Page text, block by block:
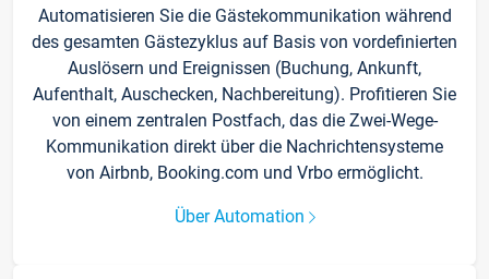
Automatisieren Sie die Gästekommunikation während
des gesamten Gästezyklus auf Basis von vordefinierten
Auslösern und Ereignissen (Buchung, Ankunft,
Aufenthalt, Auschecken, Nachbereitung). Profitieren Sie
von einem zentralen Postfach, das die Zwei-Wege-
Kommunikation direkt über die Nachrichtensysteme
von Airbnb, Booking.com und Vrbo ermöglicht.
Über Automation